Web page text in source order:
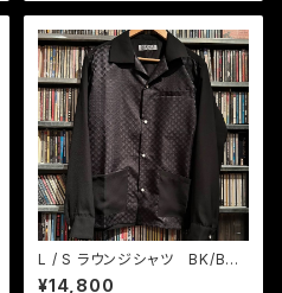
L / S ラウンジシャツ BK/BKド
ット
¥14,800